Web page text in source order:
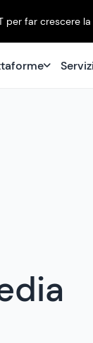
per far crescere
Servizi